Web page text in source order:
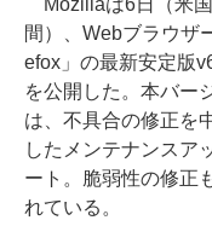
Mozillaは6日（米
間）、Webブラウザ
efox」の最新安定版
を公開した。本バー
は、不具合の修正を
したメンテナンスア
ート。脆弱性の修正
れている。